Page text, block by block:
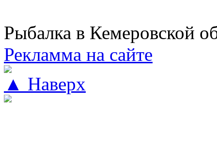
Рыбалка в Кемеровской
Рекламма на сайте
▲ Наверх